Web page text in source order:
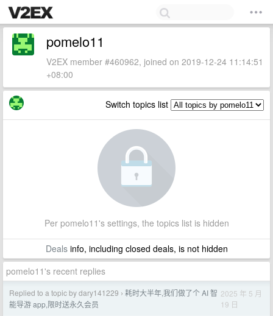
pomelo11
V2EX member #460962, joined on 2019-12-24 11:14:51
+08:00
Switch topics list
Per pomelo11's settings, the topics list is hidden
Dealsinfo, including closed deals, is not hidden
pomelo11's recent replies
Replied to a topic by dary141229 › 耗时大半年,我们做了个 AI 智
能导游 app,限时送永久会员
2025 年 5 月
19 日